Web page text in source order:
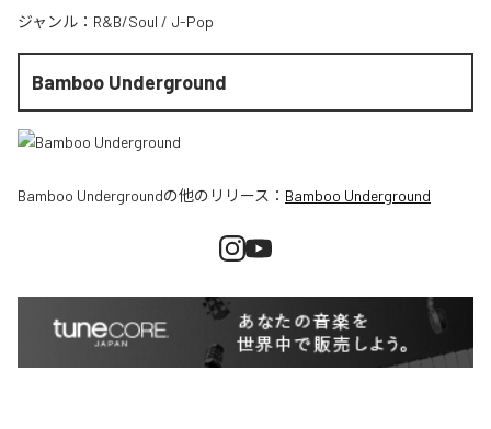
ジャンル： R&B/Soul / J-Pop
Bamboo Underground
Bamboo Undergroundの他のリリース： Bamboo Underground